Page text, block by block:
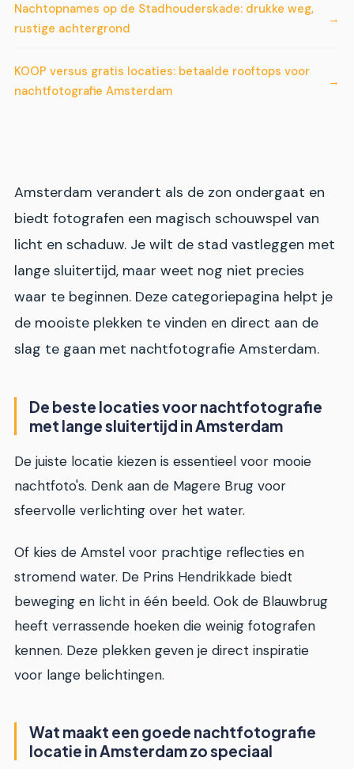
Nachtopnames op de Stadhouderskade: drukke weg,
rustige achtergrond
KOOP versus gratis locaties: betaalde rooftops voor
nachtfotografie Amsterdam
Amsterdam verandert als de zon ondergaat en
biedt fotografen een magisch schouwspel van
licht en schaduw. Je wilt de stad vastleggen met
lange sluitertijd, maar weet nog niet precies
waar te beginnen. Deze categoriepagina helpt je
de mooiste plekken te vinden en direct aan de
slag te gaan met nachtfotografie Amsterdam.
De beste locaties voor nachtfotografie
met lange sluitertijd in Amsterdam
De juiste locatie kiezen is essentieel voor mooie
nachtfoto's. Denk aan de Magere Brug voor
sfeervolle verlichting over het water.
Of kies de Amstel voor prachtige reflecties en
stromend water. De Prins Hendrikkade biedt
beweging en licht in één beeld. Ook de Blauwbrug
heeft verrassende hoeken die weinig fotografen
kennen. Deze plekken geven je direct inspiratie
voor lange belichtingen.
Wat maakt een goede nachtfotografie
locatie in Amsterdam zo speciaal